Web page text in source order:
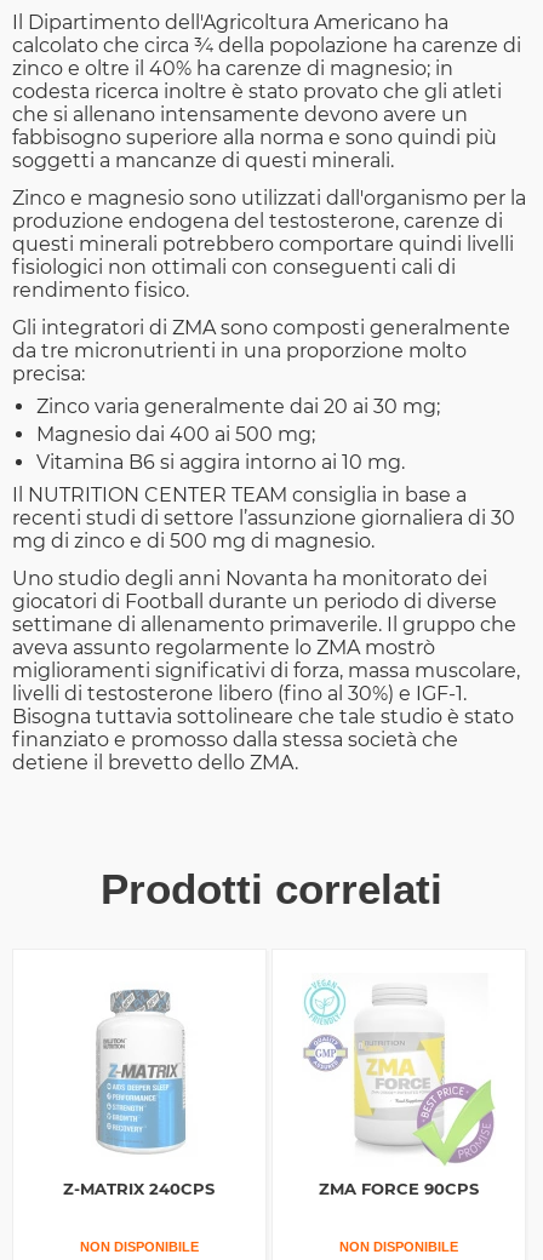
Il Dipartimento dell'Agricoltura Americano ha
calcolato che circa ¾ della popolazione ha carenze di
zinco e oltre il 40% ha carenze di magnesio; in
codesta ricerca inoltre è stato provato che gli atleti
che si allenano intensamente devono avere un
fabbisogno superiore alla norma e sono quindi più
soggetti a mancanze di questi minerali.
Zinco e magnesio sono utilizzati dall'organismo per la
produzione endogena del testosterone, carenze di
questi minerali potrebbero comportare quindi livelli
fisiologici non ottimali con conseguenti cali di
rendimento fisico.
Gli integratori di ZMA sono composti generalmente
da tre micronutrienti in una proporzione molto
precisa:
Zinco varia generalmente dai 20 ai 30 mg;
Magnesio dai 400 ai 500 mg;
Vitamina B6 si aggira intorno ai 10 mg.
Il NUTRITION CENTER TEAM consiglia in base a
recenti studi di settore l’assunzione giornaliera di 30
mg di zinco e di 500 mg di magnesio.
Uno studio degli anni Novanta ha monitorato dei
giocatori di Football durante un periodo di diverse
settimane di allenamento primaverile. Il gruppo che
aveva assunto regolarmente lo ZMA mostrò
miglioramenti significativi di forza, massa muscolare,
livelli di testosterone libero (fino al 30%) e IGF-1.
Bisogna tuttavia sottolineare che tale studio è stato
finanziato e promosso dalla stessa società che
detiene il brevetto dello ZMA.
Prodotti correlati
Z-MATRIX 240CPS
NON DISPONIBILE
ZMA FORCE 90CPS
NON DISPONIBILE